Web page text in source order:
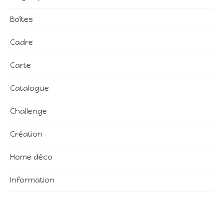
Boîtes
Cadre
Carte
Catalogue
Challenge
Création
Home déco
Information